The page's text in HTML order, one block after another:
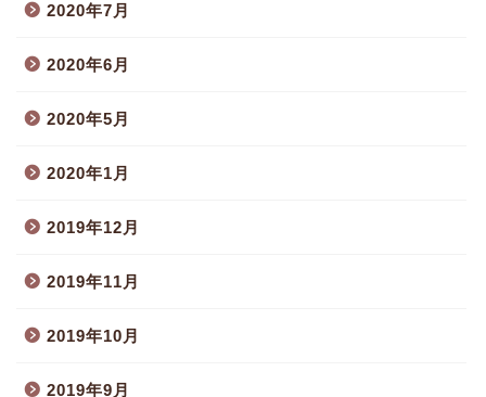
2020年7月
2020年6月
2020年5月
2020年1月
2019年12月
2019年11月
2019年10月
2019年9月